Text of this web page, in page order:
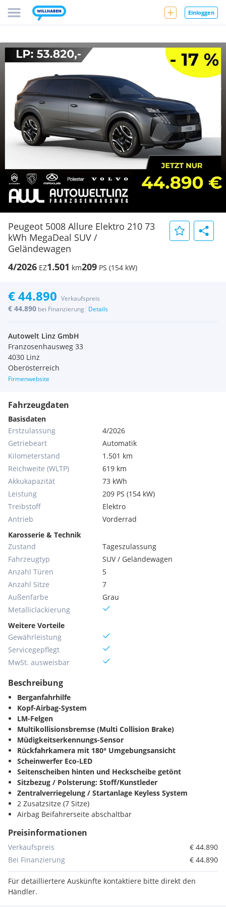
Einloggen
Peugeot 5008 Allure Elektro 210 73
kWh MegaDeal SUV /
Geländewagen
4/2026 EZ1.501 km209 PS (154 kW)
€ 44.890 Verkaufspreis
€ 44.890 bei Finanzierung Details
Autowelt Linz GmbH
Franzosenhausweg 33
4030 Linz
Oberösterreich
Firmenwebsite
Fahrzeugdaten
Basisdaten
Erstzulassung
4/2026
Getriebeart
Automatik
Kilometerstand
1.501 km
Reichweite (WLTP)
619 km
Akkukapazität
73 kWh
Leistung
209 PS (154 kW)
Treibstoff
Elektro
Antrieb
Vorderrad
Karosserie & Technik
Zustand
Tageszulassung
Fahrzeugtyp
SUV / Geländewagen
Anzahl Türen
5
Anzahl Sitze
7
Außenfarbe
Grau
Metallic­lackierung
Weitere Vorteile
Gewährleistung
Servicegepflegt
MwSt. ausweisbar
Beschreibung
Berganfahrhilfe
Kopf-Airbag-System
LM-Felgen
Multikollisionsbremse (Multi Collision Brake)
Müdigkeitserkennungs-Sensor
Rückfahrkamera mit 180° Umgebungsansicht
Scheinwerfer Eco-LED
Seitenscheiben hinten und Heckscheibe getönt
Sitzbezug / Polsterung: Stoff/Kunstleder
Zentralverriegelung / Startanlage Keyless System
2 Zusatzsitze (7 Sitze)
Airbag Beifahrerseite abschaltbar
Aktiver Notbrems-Assistent (Active Safety Brake)
Aktiver Spurassistent (Lenkunterstützung)
Akustischer Fussgängerschutz (Aussensound)
Anti-Blockier-System (ABS)
Antischlupfregelung (ASR)
Audiobedienung am Lenkrad
Preisinformationen
Verkaufspreis
€ 44.890
Bei Finanzierung
€ 44.890
Für detailliertere Auskünfte kontaktiere bitte direkt den
Händler.